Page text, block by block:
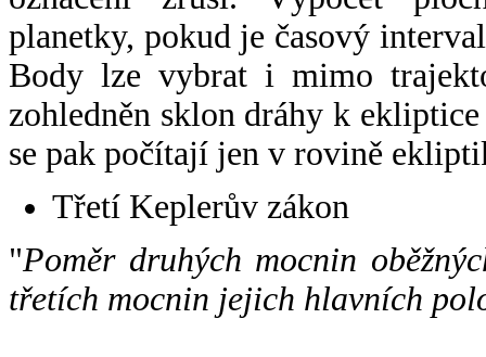
planetky, pokud je časový
Body lze vybrat i mimo
zohledněn sklon dráhy k
se pak počítají jen v rovině
Třetí Keplerův zákon
"Poměr druhých mocnin
třetích mocnin jejich hlavních